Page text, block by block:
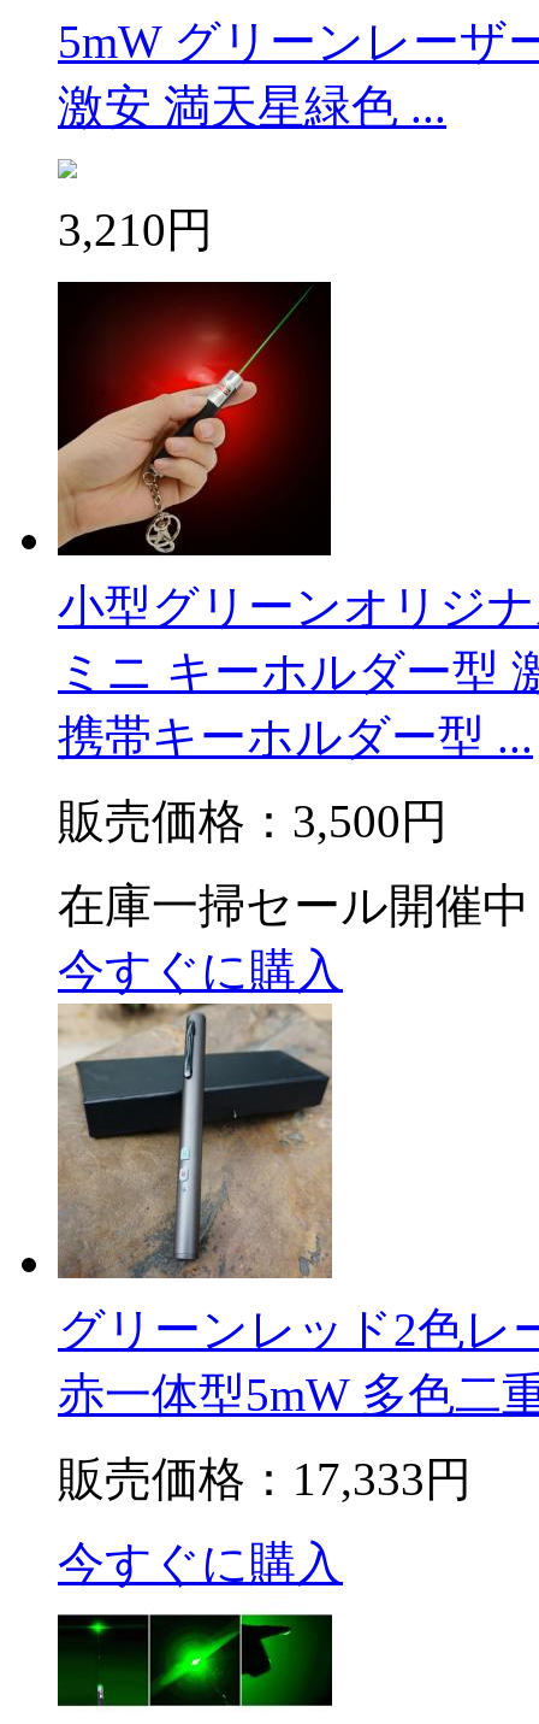
5mW グリーンレーザ
激安 満天星緑色 ...
3,210円
小型グリーンオリジ
ミニ キーホルダー型
携帯キーホルダー型 ...
販売価格： 3,500円
在庫一掃セール開催
今すぐに購入
グリーンレッド2色レ
赤一体型5mW 多色二
販売価格： 17,333円
今すぐに購入